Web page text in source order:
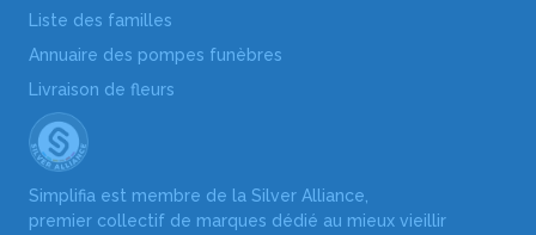
Liste des familles
Annuaire des pompes funèbres
Livraison de fleurs
Simplifia est membre de la Silver Alliance,
premier collectif de marques dédié au mieux vieillir